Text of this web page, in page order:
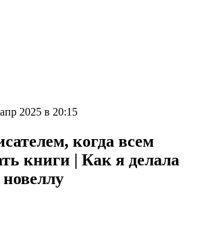
2025 в 20:15
когда всем
книги | Как я делала